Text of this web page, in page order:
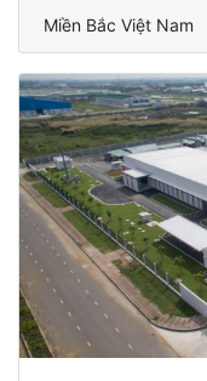
Miền Bắc Việt Nam